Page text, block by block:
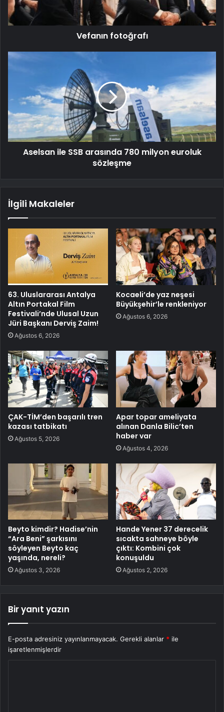
Vefanın fotoğrafı
Aselsan ile SSB arasında 780 milyon euroluk
sözleşme
İlgili Makaleler
63. Uluslararası Antalya
Altın Portakal Film
Festivali’nde Ulusal Uzun
Jüri Başkanı Derviş Zaim!
Ağustos 6, 2026
Kocaeli’de yaz neşesi
Büyükşehir’le renkleniyor
Ağustos 6, 2026
ÇAK-TİM’den başarılı tren
kazası tatbikatı
Ağustos 5, 2026
Apar topar ameliyata
alınan Danla Bilic’ten
haber var
Ağustos 4, 2026
Beyto kimdir? Hadise’nin
“Ara Beni” şarkısını
söyleyen Beyto kaç
yaşında, nereli?
Ağustos 3, 2026
Hande Yener 37 derecelik
sıcakta sahneye böyle
çıktı: Kombini çok
konuşuldu
Ağustos 2, 2026
Bir yanıt yazın
E-posta adresiniz yayınlanmayacak. Gerekli alanlar * ile
işaretlenmişlerdir